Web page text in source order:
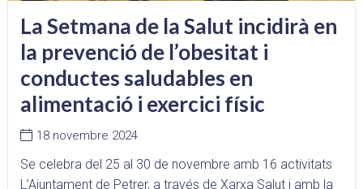
La Setmana de la Salut incidirà en
la prevenció de l’obesitat i
conductes saludables en
alimentació i exercici físic
18 novembre 2024
Se celebra del 25 al 30 de novembre amb 16 activitats
L’Ajuntament de Petrer, a través de Xarxa Salut i amb la